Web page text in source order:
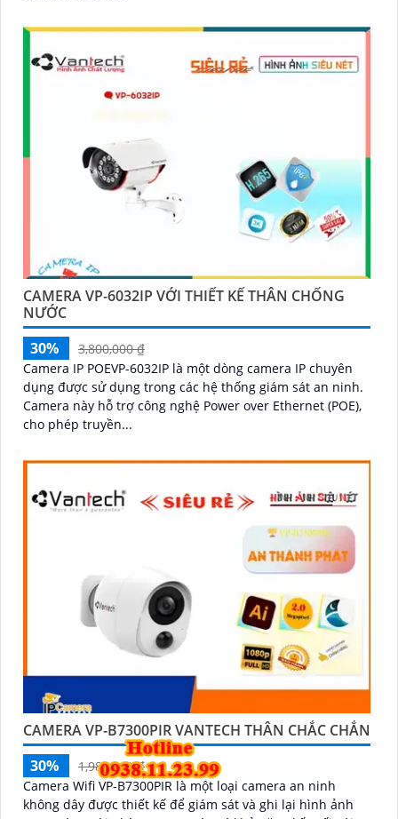
CAMERA VP-6032IP VỚI THIẾT KẾ THÂN CHỐNG
NƯỚC
30%
3,800,000 ₫
Camera IP POEVP-6032IP là một dòng camera IP chuyên
dụng được sử dụng trong các hệ thống giám sát an ninh.
Camera này hỗ trợ công nghệ Power over Ethernet (POE),
cho phép truyền...
CAMERA VP-B7300PIR VANTECH THÂN CHẮC CHẮN
30%
1,980,000 ₫
Camera Wifi VP-B7300PIR là một loại camera an ninh
không dây được thiết kế để giám sát và ghi lại hình ảnh